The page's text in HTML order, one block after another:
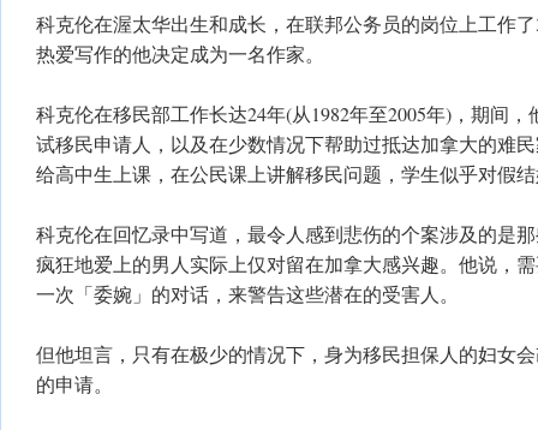
科克伦在渥太华出生和成长，在联邦公务员的岗位上工作
热爱写作的他决定成为一名作家。
科克伦在移民部工作长达24年(从1982年至2005年)，期间
试移民申请人，以及在少数情况下帮助过抵达加拿大的难
给高中生上课，在公民课上讲解移民问题，学生似乎对假
科克伦在回忆录中写道，最令人感到悲伤的个案涉及的是
疯狂地爱上的男人实际上仅对留在加拿大感兴趣。他说，
一次「委婉」的对话，来警告这些潜在的受害人。
但他坦言，只有在极少的情况下，身为移民担保人的妇女
的申请。